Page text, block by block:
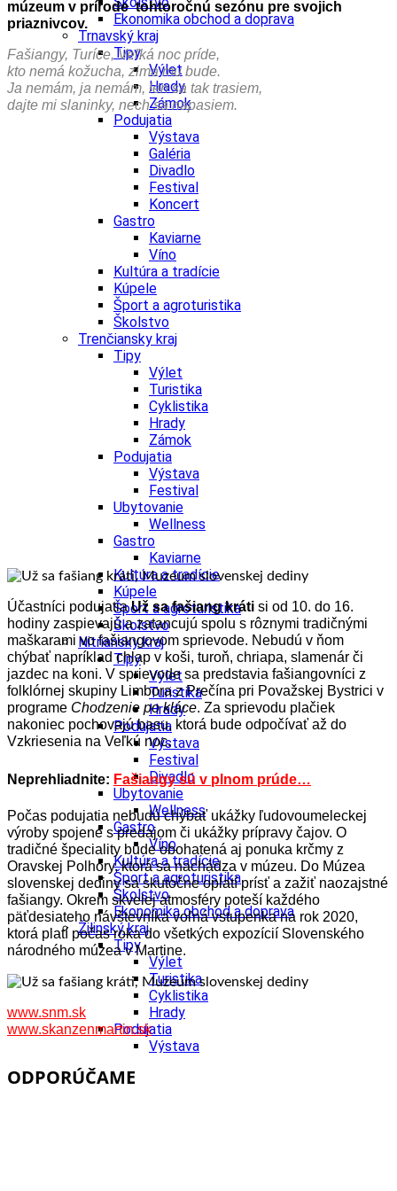
Ekonomika obchod a doprava
Trnavský kraj
Tipy
Výlet
Hrady
Zámok
Podujatia
Výstava
Galéria
Divadlo
Festival
Koncert
Gastro
Kaviarne
Víno
Kultúra a tradície
Kúpele
Šport a agroturistika
Školstvo
Trenčiansky kraj
Tipy
Výlet
Turistika
Cyklistika
Hrady
Zámok
Podujatia
Výstava
Festival
Ubytovanie
Wellness
Gastro
Kaviarne
Kultúra a tradície
Kúpele
Šport a agroturistika
Školstvo
Nitriansky kraj
Tipy
Výlet
Turistika
Hrady
Podujatia
Výstava
Festival
Divadlo
Ubytovanie
Wellness
Gastro
Víno
Kultúra a tradície
Šport a agroturistika
Školstvo
Ekonomika obchod a doprava
Žilinský kraj
Tipy
Výlet
Turistika
Cyklistika
Hrady
Podujatia
Výstava
múzeum v prírode tohtoročnú sezónu pre svojich
priaznivcov.
Fašiangy, Turíce, Veľká noc príde,
kto nemá kožucha, zima mu bude.
Ja nemám, ja nemám, len sa tak trasiem,
dajte mi slaninky, nech sa napasiem.
Účastníci podujatiaUž sa fašiang kráti si od 10. do 16.
hodiny zaspievajú a zatancujú spolu s rôznymi tradičnými
maškarami vo fašiangovom sprievode. Nebudú v ňom
chýbať napríklad chlap v koši, turoň, chriapa, slamenár či
jazdec na koni. V sprievode sa predstavia fašiangovníci z
folklórnej skupiny Limbora z Prečína pri Považskej Bystrici v
programe Chodzenie po kláce. Za sprievodu plačiek
nakoniec pochovajú basu, ktorá bude odpočívať až do
Vzkriesenia na Veľkú noc.
Neprehliadnite: Fašiangy sú v plnom prúde…
Počas podujatia nebudú chýbať ukážky ľudovoumeleckej
výroby spojené s predajom či ukážky prípravy čajov. O
tradičné špeciality bude obohatená aj ponuka krčmy z
Oravskej Polhory, ktorá sa nachádza v múzeu. Do Múzea
slovenskej dediny sa skutočne oplatí prísť a zažiť naozajstné
fašiangy. Okrem skvelej atmosféry poteší každého
päťdesiateho návštevníka voľná vstupenka na rok 2020,
ktorá platí počas roka do všetkých expozícií Slovenského
národného múzea v Martine.
www.snm.sk
www.skanzenmartin.sk
ODPORÚČAME